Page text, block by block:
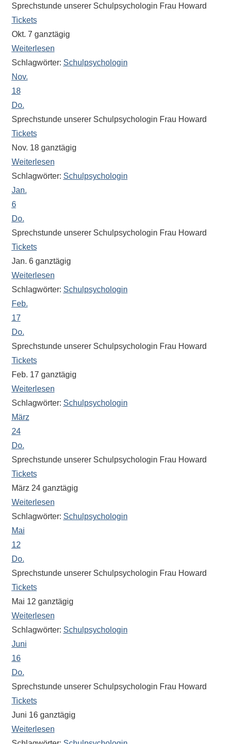
Schule.
Ob
Sprach-,
Mathematik-
oder
Sportwettkampf,
Musik-
oder
Exkursion
oder
Reise
–
unsere
Schülerinnen
und
Schüler
sind
dabei!
Sollten
Sie
einmal
nicht
finden,
stehen
am
Ende
jeder
Seite
verschiedene
Möglichkeiten
der
Suche
zur
Sprechstunde unserer Schulpsychologin Frau Howard
Tickets
Okt. 7 ganztägig
Weiterlesen
Schlagwörter: Schulpsychologin
Nov.
18
Do.
Sprechstunde unserer Schulpsychologin Frau Howard
Tickets
Nov. 18 ganztägig
Weiterlesen
Schlagwörter: Schulpsychologin
Jan.
6
Do.
Sprechstunde unserer Schulpsychologin Frau Howard
Tickets
Jan. 6 ganztägig
Weiterlesen
Schlagwörter: Schulpsychologin
Feb.
17
Do.
Sprechstunde unserer Schulpsychologin Frau Howard
Tickets
Feb. 17 ganztägig
Weiterlesen
Schlagwörter: Schulpsychologin
März
24
Do.
Sprechstunde unserer Schulpsychologin Frau Howard
Tickets
März 24 ganztägig
Weiterlesen
Schlagwörter: Schulpsychologin
Mai
12
Do.
Sprechstunde unserer Schulpsychologin Frau Howard
Tickets
Mai 12 ganztägig
Weiterlesen
Schlagwörter: Schulpsychologin
Juni
16
Do.
Sprechstunde unserer Schulpsychologin Frau Howard
Tickets
Juni 16 ganztägig
Weiterlesen